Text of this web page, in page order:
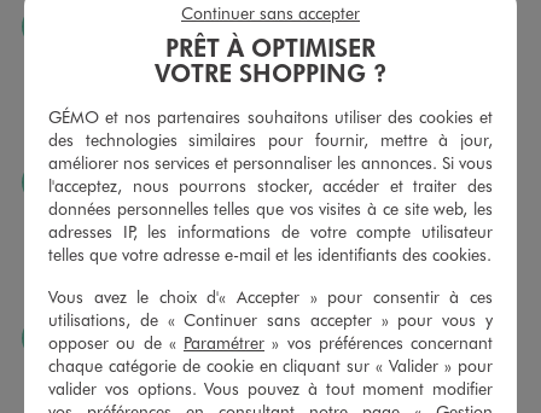
JE PEUX CHANGER D’AVIS
Nous échangeons et vous proposons un avoir ou un
remboursement pour tout article non porté, non retouché,
sous 30 jours, sur simple présentation du ticket de caisse,
dans tous les magasins GÉMO.
JE PEUX FAIRE RETOUCHER MES ARTICLES
Ourlets, ceintures… vous avez la possibilité de faire
retoucher vos articles textiles dans nos magasins. Les tarifs
sont à votre disposition sur simple demande. Voir
conditions en magasins.
J’AIME FAIRE PLAISIR
Nous vous proposons des cartes cadeaux GÉMO d’un
montant au choix entre 10€ et 150€. Les cartes cadeau
PRÊT À OPTIMISER
VOTRE SHOPPING ?
GÉMO et nos partenaires souhaitons utiliser des cookies et
des technologies similaires pour fournir, mettre à jour,
améliorer nos services et personnaliser les annonces. Si vous
l'acceptez, nous pourrons stocker, accéder et traiter des
données personnelles telles que vos visites à ce site web, les
adresses IP, les informations de votre compte utilisateur
telles que votre adresse e-mail et les identifiants des cookies.
Vous avez le choix d'« Accepter » pour consentir à ces
utilisations, de « Continuer sans accepter » pour vous y
opposer ou de « Paramétrer » vos préférences concernant
chaque catégorie de cookie en cliquant sur « Valider » pour
valider vos options. Vous pouvez à tout moment modifier
Continuer sans accepter